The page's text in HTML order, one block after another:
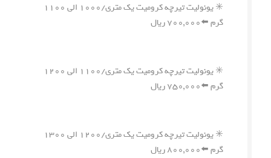
✳️ یونولیت تیرچه کرومیت یک متری/۱۰۰۰ الی ۱۱۰۰
گرم ⬅️۷۰۰,۰۰۰ ریال
✳️ یونولیت تیرچه کرومیت یک متری/۱۱۰۰ الی ۱۲۰۰
گرم ⬅️۷۵۰,۰۰۰ ریال
✳️ یونولیت تیرچه کرومیت یک متری/۱۲۰۰ الی ۱۳۰۰
گرم ⬅️۸۰۰,۰۰۰ ریال